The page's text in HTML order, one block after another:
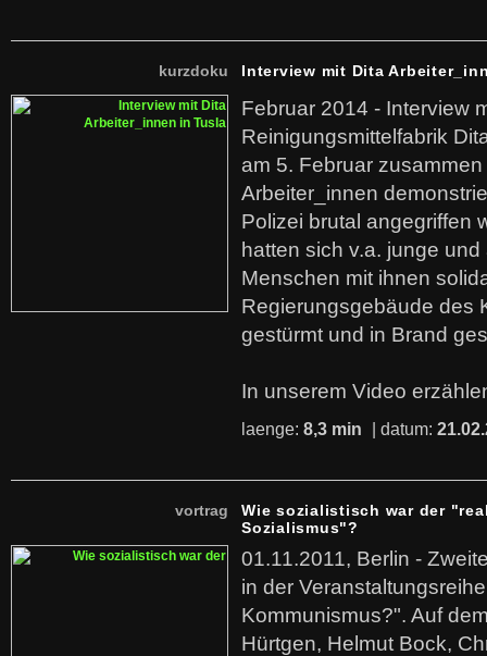
kurzdoku Interview mit Dita
Februar 2014 - Interview
Reinigungsmittelfabrik
am 5. Februar
Arbeiter_innen
Polizei brutal angegriffen
hatten sich v.a. junge
Menschen mit ihnen
Regierungsgebäude des
gestürmt und in Brand
In unserem Video
laenge: 8,3 min | datum:
vortrag
Wie sozialistisch war der
Sozialismus"?
01.11.2011, Berlin -
in der
Kommunismus?". Auf
Hürtgen, Helmut Bock,